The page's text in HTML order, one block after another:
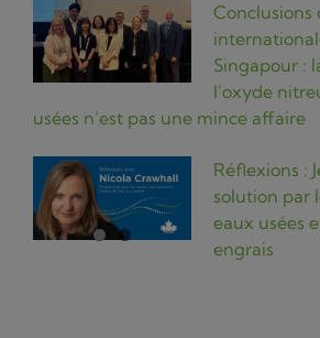
Conclusions
Singapour :
l’oxyde
usées n’est pas une mince affaire
Réflexions :
solution par
eaux usées
engrais